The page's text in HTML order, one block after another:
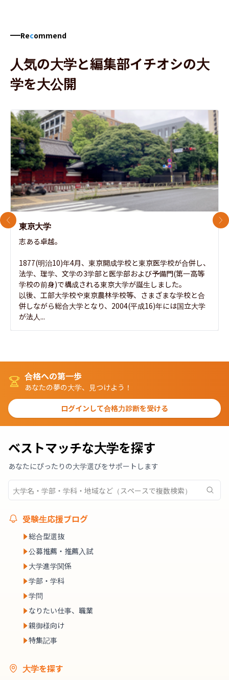
Recommend
人気の大学と編集部イチオシの大
学を大公開
東京大学
志ある卓越。
1877(明治10)年4月、東京開成学校と東京医学校が合併し、
法学、理学、文学の3学部と医学部および予備門(第一高等
学校の前身)で構成される東京大学が誕生しました。
以後、工部大学校や東京農林学校等、さまざまな学校と合
併しながら総合大学となり、2004(平成16)年には国立大学
が法人...
前のスライド 次
合格への第一歩
あなたの夢の大学、見つけよう！
ログインして合格力診断を受ける
ベストマッチな大学を探す
あなたにぴったりの大学選びをサポートします
受験生応援ブログ
総合型選抜
公募推薦・推薦入試
大学進学関係
学部・学科
学問
なりたい仕事、職業
親御様向け
特集記事
大学を探す